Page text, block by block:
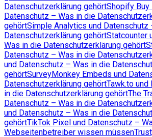
Datenschutzerklärung gehörtShopify Buy
Datenschutz – Was in die
gehörtSimple Analytics und Datenschutz
Datenschutzerklärung gehörtStatcounter
Was in die Datenschutzerklärung gehört
Datenschutz – Was in die
und Datenschutz – Was in die
gehörtSurveyMonkey Embeds und
Datenschutzerklärung gehörtTawk.to und
in die Datenschutzerklärung gehörtThe
Datenschutz – Was in die
und Datenschutz – Was in die
gehörtTikTok Pixel und Datenschutz –
Webseitenbetreiber wissen müssen